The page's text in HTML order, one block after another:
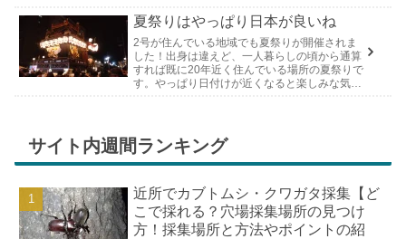
夏祭りはやっぱり日本が良いね
2号が住んでいる地域でも夏祭りが開催されま
した！出身は違えど、一人暮らしの頃から通算
すれば既に20年近く住んでいる場所の夏祭りで
す。やっぱり日付けが近くなると楽しみな気持
サイト内週間ランキング
近所でカブトムシ・クワガタ採集【ど
こで採れる？穴場採集場所の見つけ
方！採集場所と方法やポイントの紹